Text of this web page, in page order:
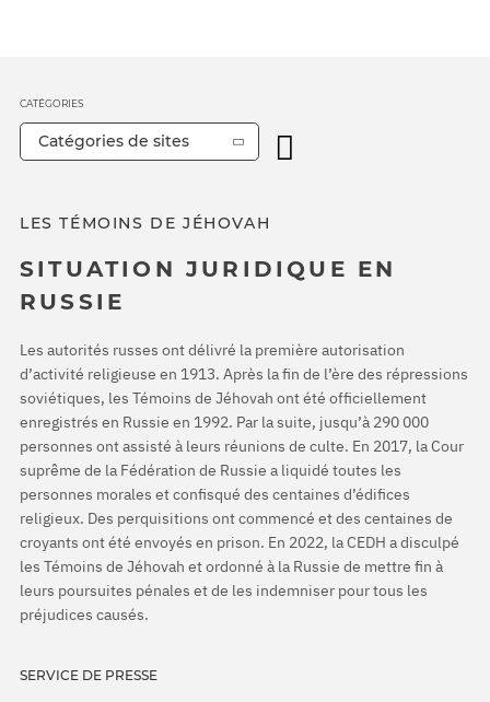
LES TÉMOINS DE JÉHOVAH
SITUATION JURIDIQUE EN
RUSSIE
Les autorités russes ont délivré la première autorisation
d’activité religieuse en 1913. Après la fin de l’ère des répressions
soviétiques, les Témoins de Jéhovah ont été officiellement
enregistrés en Russie en 1992. Par la suite, jusqu’à 290 000
personnes ont assisté à leurs réunions de culte. En 2017, la Cour
suprême de la Fédération de Russie a liquidé toutes les
personnes morales et confisqué des centaines d’édifices
religieux. Des perquisitions ont commencé et des centaines de
croyants ont été envoyés en prison. En 2022, la CEDH a disculpé
les Témoins de Jéhovah et ordonné à la Russie de mettre fin à
leurs poursuites pénales et de les indemniser pour tous les
préjudices causés.
SERVICE DE PRESSE
CATÉGORIES
Catégories de sites